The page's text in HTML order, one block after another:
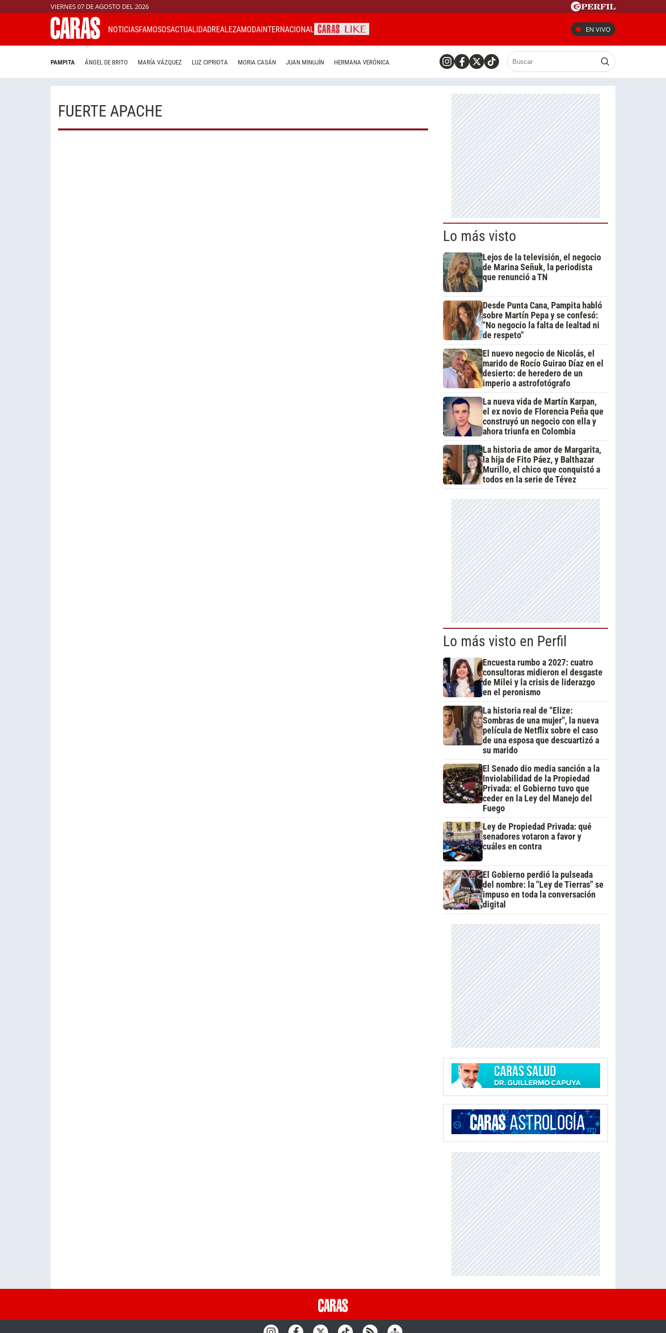
VIERNES 07 DE AGOSTO DEL 2026
NOTICIASFAMOSOSACTUALIDADREALEZAMODAINTERNACIONAL EN VIVO
PAMPITA ÁNGEL DE BRITO MARÍA VÁZQUEZ LUZ CIPRIOTA MORIA CASÁN JUAN MINUJÍN HERMANA VERÓNICA
FUERTE APACHE
Lo más visto
Lejos de la televisión, el negocio
de Marina Señuk, la periodista
que renunció a TN
Desde Punta Cana, Pampita habló
sobre Martín Pepa y se confesó:
"No negocio la falta de lealtad ni
de respeto"
El nuevo negocio de Nicolás, el
marido de Rocío Guirao Díaz en el
desierto: de heredero de un
imperio a astrofotógrafo
La nueva vida de Martín Karpan,
el ex novio de Florencia Peña que
construyó un negocio con ella y
ahora triunfa en Colombia
La historia de amor de Margarita,
la hija de Fito Páez, y Balthazar
Murillo, el chico que conquistó a
todos en la serie de Tévez
Lo más visto en Perfil
Encuesta rumbo a 2027: cuatro
consultoras midieron el desgaste
de Milei y la crisis de liderazgo
en el peronismo
La historia real de "Elize:
Sombras de una mujer", la nueva
película de Netflix sobre el caso
de una esposa que descuartizó a
su marido
El Senado dio media sanción a la
Inviolabilidad de la Propiedad
Privada: el Gobierno tuvo que
ceder en la Ley del Manejo del
Fuego
Ley de Propiedad Privada: qué
senadores votaron a favor y
cuáles en contra
El Gobierno perdió la pulseada
del nombre: la "Ley de Tierras" se
impuso en toda la conversación
digital